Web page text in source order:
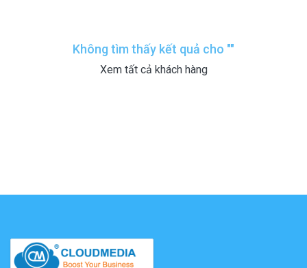
Không tìm thấy kết quả cho ""
Xem tất cả khách hàng